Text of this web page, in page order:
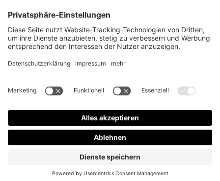
Versanddienstleister
Zahlungsanbieter
* Alle Preise inkl. gesetzl. Mehrwertsteuer zzgl.Versandkostenund ggf.
Nachnahmegebühren, wenn nicht anders angegeben.
Design & Code mit ❤ bymister bk!